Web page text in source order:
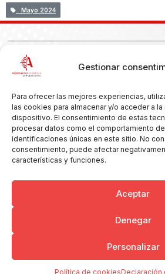
Gestionar
Para ofrecer las mejores experiencias,
las cookies para almacenar y/o acceder a
dispositivo. El consentimiento de estas
procesar datos como el comportamiento
identificaciones únicas en este sitio. No
consentimiento, puede afectar
características y funciones.
Aceptar
Denegar
Personalizar
Política de cookiesDeclaración
Mayo 2024
Copyright © 2026 Ayuntamiento de
Politica de Privacidad y Aviso Legal